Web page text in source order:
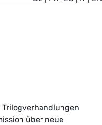
über neue